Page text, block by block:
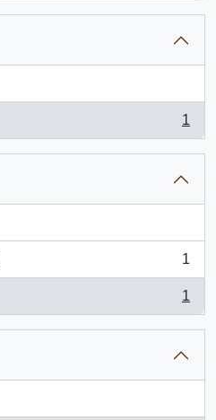
1
1
1